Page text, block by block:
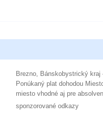
Brezno, Bánskobystrický
Ponúkaný plat dohodou
miesto vhodné aj pre
sponzorované odkazy